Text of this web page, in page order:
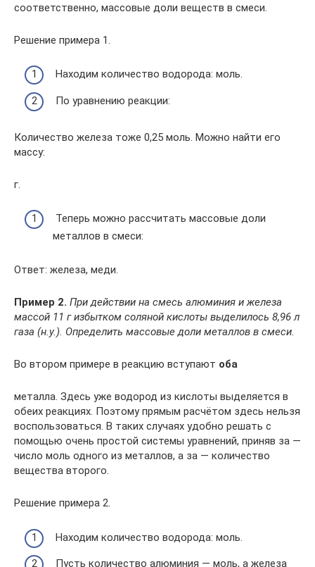
соответственно, массовые доли веществ в смеси.
Решение примера 1.
Находим количество водорода: моль.
По уравнению реакции:
Количество железа тоже 0,25 моль. Можно найти его
массу:
г.
Теперь можно рассчитать массовые доли
металлов в смеси:
Ответ: железа, меди.
Пример 2. При действии на смесь алюминия и железа
массой 11 г избытком соляной кислоты выделилось 8,96 л
газа (н.у.). Определить массовые доли металлов в смеси.
Во втором примере в реакцию вступают оба
металла. Здесь уже водород из кислоты выделяется в
обеих реакциях. Поэтому прямым расчётом здесь нельзя
воспользоваться. В таких случаях удобно решать с
помощью очень простой системы уравнений, приняв за —
число моль одного из металлов, а за — количество
вещества второго.
Решение примера 2.
Находим количество водорода: моль.
Пусть количество алюминия — моль, а железа